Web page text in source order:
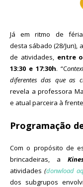
Já em ritmo de
desta sábado (28/Jun),
de atividades, entre
13:30 e 17:30h. “C
diferentes das que as
revela a professora
e atual parceira à
Programação
Com o propósito de
brincadeiras, a
atividades (donwload
dos subgrupos